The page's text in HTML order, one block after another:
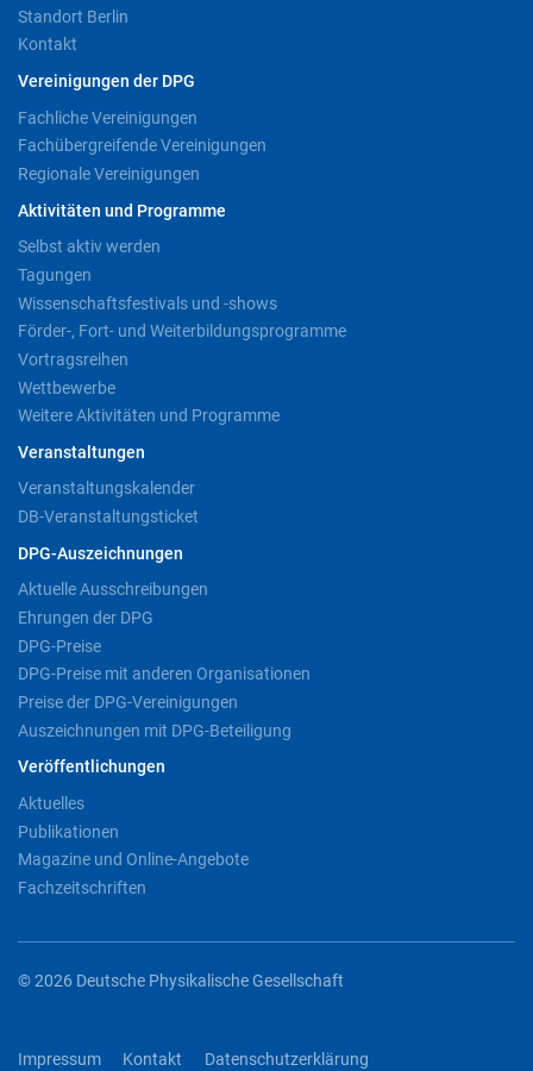
Standort Berlin
Kontakt
Vereinigungen der DPG
Fachliche Vereinigungen
Fachübergreifende Vereinigungen
Regionale Vereinigungen
Aktivitäten und Programme
Selbst aktiv werden
Tagungen
Wissenschaftsfestivals und -shows
Förder-, Fort- und Weiterbildungsprogramme
Vortragsreihen
Wettbewerbe
Weitere Aktivitäten und Programme
Veranstaltungen
Veranstaltungskalender
DB-Veranstaltungsticket
DPG-Auszeichnungen
Aktuelle Ausschreibungen
Ehrungen der DPG
DPG-Preise
DPG-Preise mit anderen Organisationen
Preise der DPG-Vereinigungen
Auszeichnungen mit DPG-Beteiligung
Veröffentlichungen
Aktuelles
Publikationen
Magazine und Online-Angebote
Fachzeitschriften
© 2026 Deutsche Physikalische Gesellschaft
Impressum Kontakt Datenschutzerklärung